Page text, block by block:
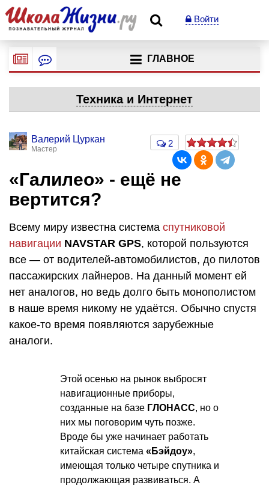
Войти
ГЛАВНОЕ
Техника и Интернет
Валерий Цуркан
Мастер
2
«Галилео» - ещё не
вертится?
Всему миру известна система спутниковой
навигации NAVSTAR GPS, которой пользуются
все — от водителей-автомобилистов, до пилотов
пассажирских лайнеров. На данный момент ей
нет аналогов, но ведь долго быть монополистом
в наше время никому не удаётся. Обычно спустя
какое-то время появляются зарубежные
аналоги.
Этой осенью на рынок выбросят
навигационные приборы,
созданные на базе ГЛОНАСС, но о
них мы поговорим чуть позже.
Вроде бы уже начинает работать
китайская система «Бэйдоу»,
имеющая только четыре спутника и
продолжающая развиваться. А